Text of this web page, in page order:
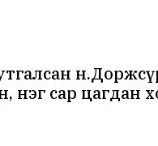
нэг сар цагдан